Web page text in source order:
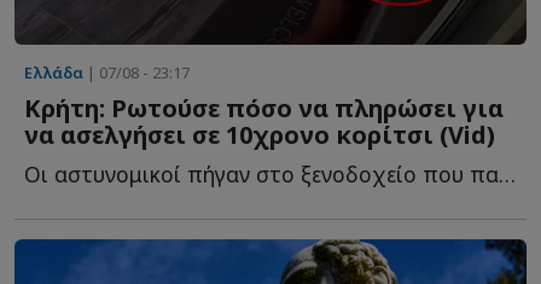
Ελλάδα | 07/08 - 23:17
Κρήτη: Ρωτούσε πόσο να πληρώσει για
να ασελγήσει σε 10χρονο κορίτσι (Vid)
Οι αστυνομικοί πήγαν στο ξενοδοχείο που παραθέριζε ο...